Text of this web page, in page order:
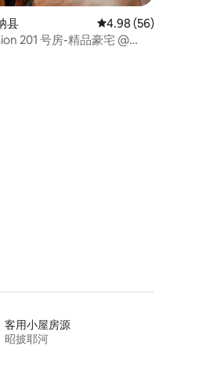
），共 4 条评价
县 平均评分 4.98 分（满
4.98 (56)
201 号房-精品豪宅 @
客用小屋房源
昭披耶河